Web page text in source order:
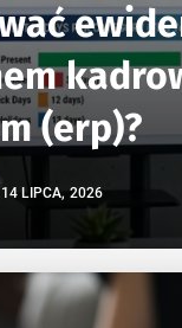
(erp)?
14 LIPCA, 2026